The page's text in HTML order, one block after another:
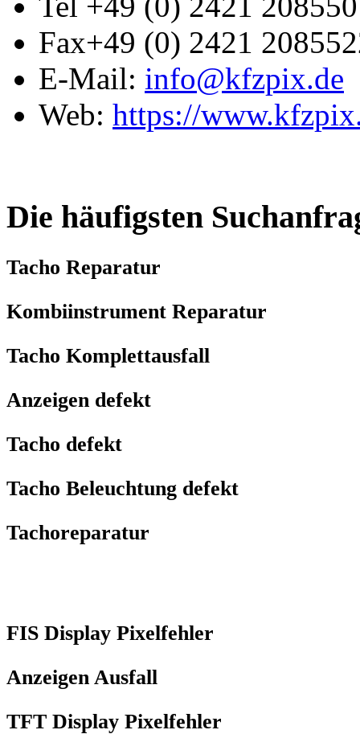
Fax+49 (0) 2421
E-Mail: info@kfzpix.de
Web: https://
Die häufigsten
Tacho Reparatur
Kombiinstrument Reparatur
Tacho Komplettausfall
Anzeigen defekt
Tacho defekt
Tacho Beleuchtung defekt
Tachoreparatur
FIS Display Pixelfehler
Anzeigen Ausfall
TFT Display Pixelfehler